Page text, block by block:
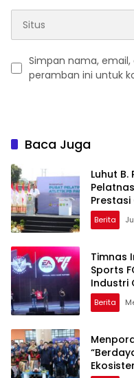
Simpan nama,
peramban ini untuk
Baca Juga
Luhut
Berita
Timnas
Sports
Industri
Berita